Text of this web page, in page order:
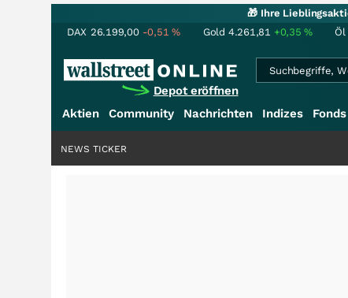
🎁 Ihre
DAX 26.199,00 -0,51% Gold 4.261,81 +0,35% Öl
Depot eröffnen
Aktien Community Nachrichten Indizes Fonds
NEWS TICKER